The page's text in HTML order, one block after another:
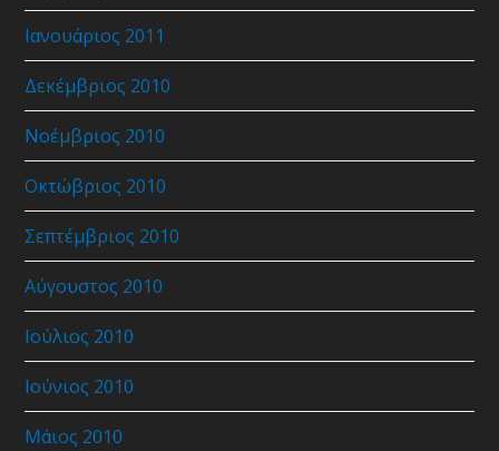
Ιανουάριος 2011
Δεκέμβριος 2010
Νοέμβριος 2010
Οκτώβριος 2010
Σεπτέμβριος 2010
Αύγουστος 2010
Ιούλιος 2010
Ιούνιος 2010
Μάιος 2010